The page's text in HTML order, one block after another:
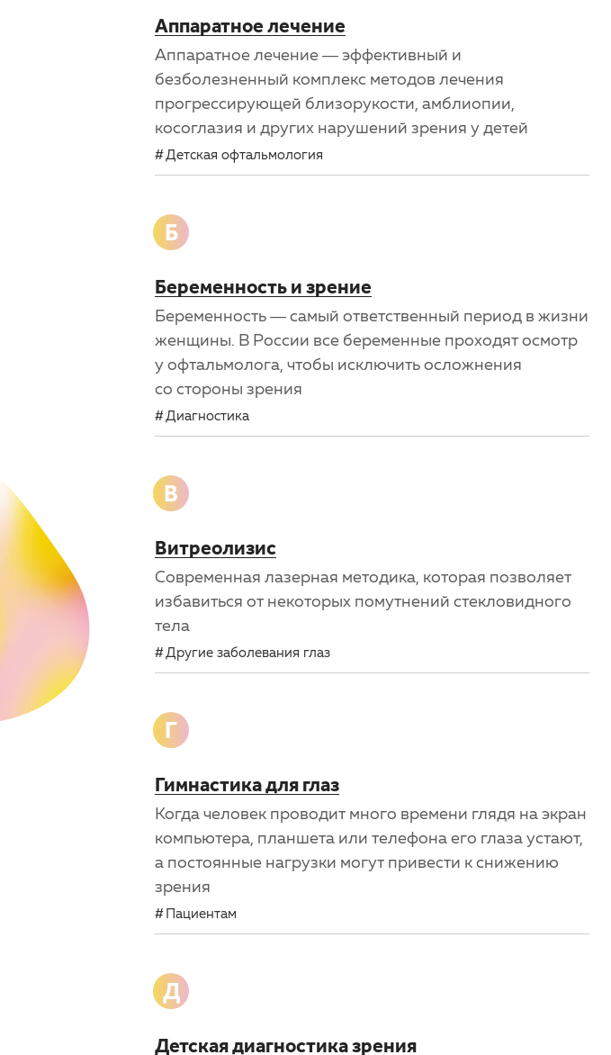
Аппаратное лечение
Аппаратное лечение — эффективный и
безболезненный комплекс методов лечения
прогрессирующей близорукости, амблиопии,
косоглазия и других нарушений зрения у детей
Детская офтальмология
Б
Беременность и зрение
Беременность — самый ответственный период в жизни
женщины. В России все беременные проходят осмотр
у офтальмолога, чтобы исключить осложнения
со стороны зрения
Диагностика
В
Витреолизис
Современная лазерная методика, которая позволяет
избавиться от некоторых помутнений стекловидного
тела
Другие заболевания глаз
Г
Гимнастика для глаз
Когда человек проводит много времени глядя на экран
компьютера, планшета или телефона его глаза устают,
а постоянные нагрузки могут привести к снижению
зрения
Пациентам
Д
Детская диагностика зрения